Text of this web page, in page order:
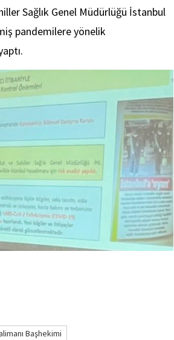
Sağlık Genel Müdürlüğü İstanbul
pandemilere yönelik
Başhekimi